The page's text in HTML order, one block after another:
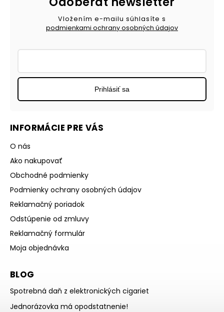
INFORMÁCIE PRE VÁS
O nás
Ako nakupovať
Obchodné podmienky
Podmienky ochrany osobných údajov
Reklamačný poriadok
Odstúpenie od zmluvy
Reklamačný formulár
Moja objednávka
BLOG
Spotrebná daň z elektronických cigariet
Jednorázovka má opodstatnenie!
Vložením e-mailu súhlasíte s
podmienkami ochrany osobných údajov
Prihlásiť sa